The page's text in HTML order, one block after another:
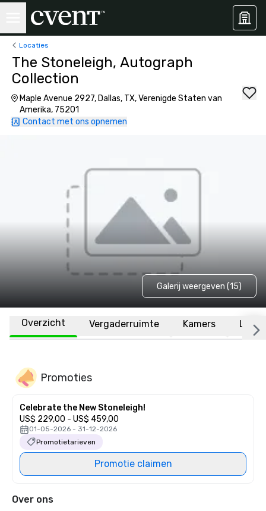
Locaties
The Stoneleigh, Autograph
Collection
Maple Avenue 2927, Dallas, TX, Verenigde Staten van
Amerika, 75201
Contact met ons opnemen
Galerij weergeven (15)
Overzicht Vergaderruimte Kamers
Promoties
Celebrate the New Stoneleigh!
US$ 229,00 - US$ 459,00
01-05-2026 - 31-12-2026
Promotietarieven
Promotie claimen
Over ons